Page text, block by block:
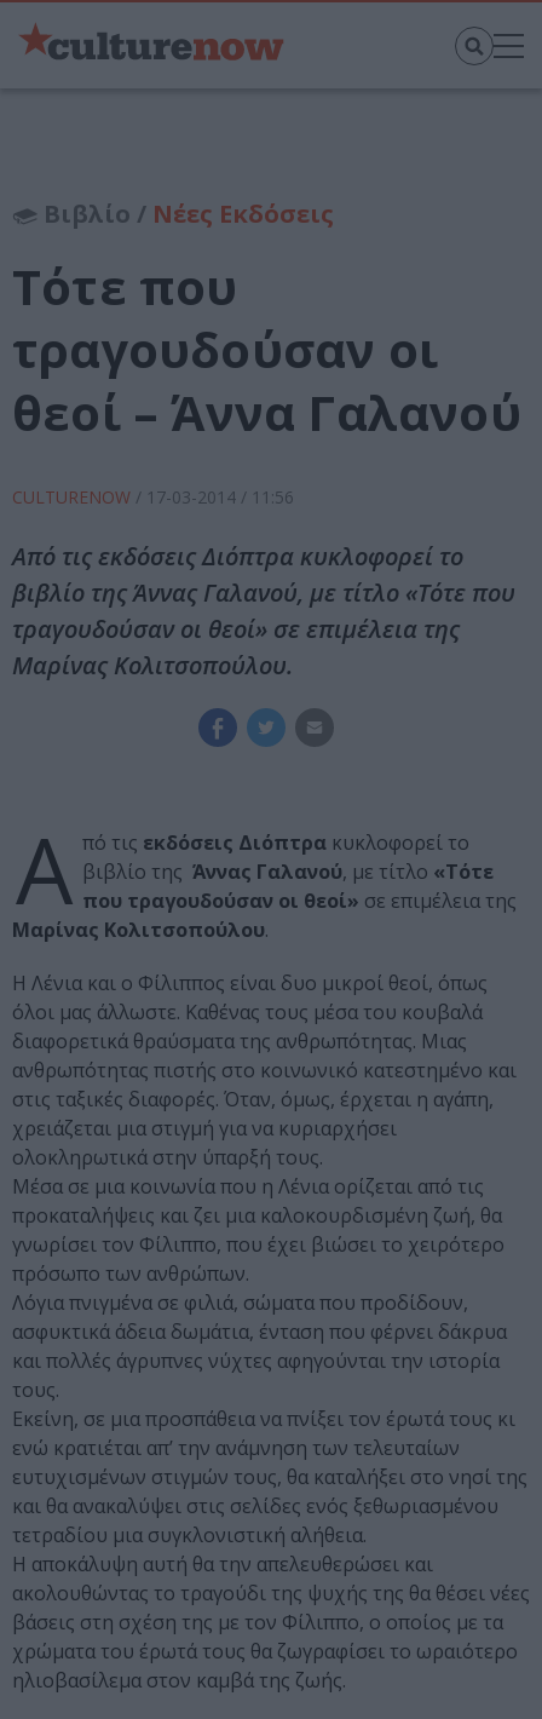
Βιβλίο / Νέες Εκδόσεις
Τότε που
τραγουδούσαν οι
θεοί – Άννα Γαλανού
CULTURENOW / 17-03-2014 / 11:56
Από τις εκδόσεις Διόπτρα κυκλοφορεί το
βιβλίο της Άννας Γαλανού, με τίτλο «Τότε που
τραγουδούσαν οι θεοί» σε επιμέλεια της
Μαρίνας Κολιτσοπούλου.
Α πό τις εκδόσεις Διόπτρα κυκλοφορεί το
βιβλίο της Άννας Γαλανού, με τίτλο «Τότε
που τραγουδούσαν οι θεοί» σε επιμέλεια της
Μαρίνας Κολιτσοπούλου.
Η Λένια και ο Φίλιππος είναι δυο μικροί θεοί, όπως
όλοι μας άλλωστε. Καθένας τους μέσα του κουβαλά
διαφορετικά θραύσματα της ανθρωπότητας. Μιας
ανθρωπότητας πιστής στο κοινωνικό κατεστημένο και
στις ταξικές διαφορές. Όταν, όμως, έρχεται η αγάπη,
χρειάζεται μια στιγμή για να κυριαρχήσει
ολοκληρωτικά στην ύπαρξή τους.
Μέσα σε μια κοινωνία που η Λένια ορίζεται από τις
προκαταλήψεις και ζει μια καλοκουρδισμένη ζωή, θα
γνωρίσει τον Φίλιππο, που έχει βιώσει το χειρότερο
πρόσωπο των ανθρώπων.
Λόγια πνιγμένα σε φιλιά, σώματα που προδίδουν,
ασφυκτικά άδεια δωμάτια, ένταση που φέρνει δάκρυα
και πολλές άγρυπνες νύχτες αφηγούνται την ιστορία
τους.
Εκείνη, σε μια προσπάθεια να πνίξει τον έρωτά τους κι
ενώ κρατιέται απ’ την ανάμνηση των τελευταίων
ευτυχισμένων στιγμών τους, θα καταλήξει στο νησί της
και θα ανακαλύψει στις σελίδες ενός ξεθωριασμένου
τετραδίου μια συγκλονιστική αλήθεια.
Η αποκάλυψη αυτή θα την απελευθερώσει και
ακολουθώντας το τραγούδι της ψυχής της θα θέσει νέες
βάσεις στη σχέση της με τον Φίλιππο, ο οποίος με τα
χρώματα του έρωτά τους θα ζωγραφίσει το ωραιότερο
ηλιοβασίλεμα στον καμβά της ζωής.